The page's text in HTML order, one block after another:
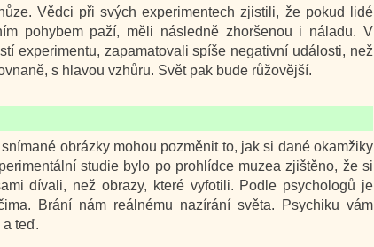
Vědci při svých experimentech zjistili, že pokud lidé
pohybem paží, měli následně zhoršenou i náladu. V
experimentu, zapamatovali spíše negativní události, než
s hlavou vzhůru. Svět pak bude růžovější.
obrázky mohou pozměnit to, jak si dané okamžiky
studie bylo po prohlídce muzea zjištěno, že si
dívali, než obrazy, které vyfotili. Podle psychologů je
Brání nám reálnému nazírání světa. Psychiku vám
teď.